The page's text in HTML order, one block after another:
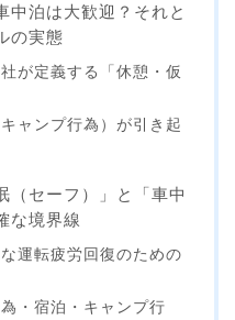
中泊は大歓迎？それと
の実態
が定義する「休憩・仮
ャンプ行為）が引き起
（セーフ）」と「車中
な境界線
運転疲労回復のための
・宿泊・キャンプ行